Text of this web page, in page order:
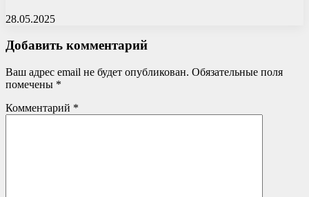
28.05.2025
Добавить комментарий
Ваш адрес email не будет опубликован. Обязательные поля
помечены *
Комментарий *